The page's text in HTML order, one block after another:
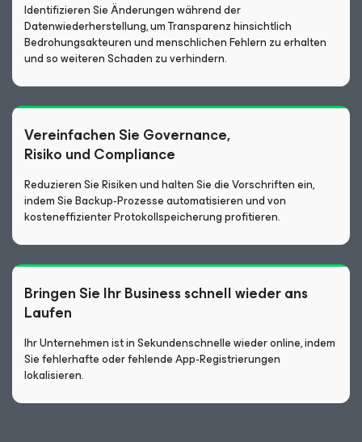
Identifizieren Sie Änderungen während der
Datenwiederherstellung, um Transparenz hinsichtlich
Bedrohungsakteuren und menschlichen Fehlern zu erhalten
und so weiteren Schaden zu verhindern.
Vereinfachen Sie Governance,
Risiko und Compliance
Reduzieren Sie Risiken und halten Sie die Vorschriften ein,
indem Sie Backup-Prozesse automatisieren und von
kosteneffizienter Protokollspeicherung profitieren.
Bringen Sie Ihr Business schnell wieder ans
Laufen
Ihr Unternehmen ist in Sekundenschnelle wieder online, indem
Sie fehlerhafte oder fehlende App-Registrierungen
lokalisieren.